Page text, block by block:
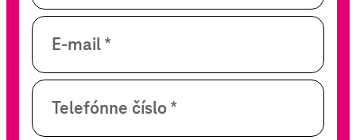
E-mail *
Telefónne číslo *